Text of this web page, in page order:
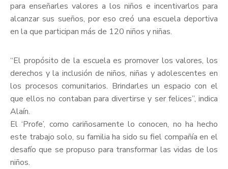
para enseñarles valores a los niños e incentivarlos para
alcanzar sus sueños, por eso creó una escuela deportiva
en la que participan más de 120 niños y niñas.
“El propósito de la escuela es promover los valores, los
derechos y la inclusión de niños, niñas y adolescentes en
los procesos comunitarios. Brindarles un espacio con el
que ellos no contaban para divertirse y ser felices”, indica
Alaín.
El ‘Profe’, como cariñosamente lo conocen, no ha hecho
este trabajo solo, su familia ha sido su fiel compañía en el
desafío que se propuso para transformar las vidas de los
niños.